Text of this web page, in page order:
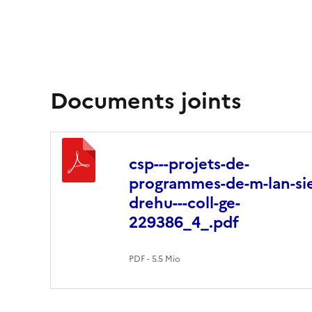
Documents joints
csp---projets-de-
programmes-de-m-lan-
drehu---coll-ge-
229386_4_.pdf
PDF - 5.5 Mio